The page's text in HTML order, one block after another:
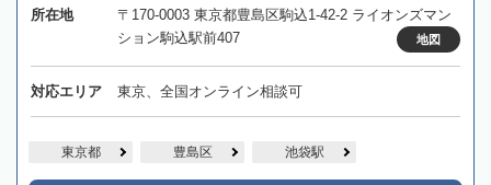
所在地
〒170-0003 東京都豊島区駒込1-42-2 ライオンズマン
ション駒込駅前407
地図
対応エリア 東京、全国オンライン相談可
東京都 豊島区 池袋駅